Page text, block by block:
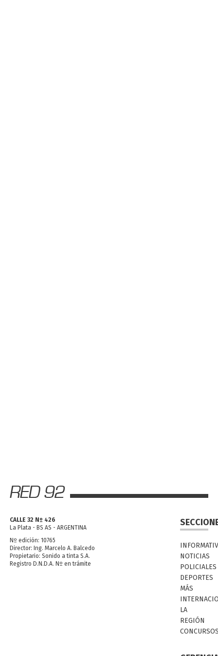
CALLE 32 Nº 426
La Plata - BS AS - ARGENTINA
Nº edición: 10765
Director: Ing. Marcelo A. Balcedo
Propietario: Sonido a tinta S.A.
Registro D.N.D.A. Nº en trámite
NOTICIAS
POLICIALES
DEPORTES
MÁS
LA
REGIÓN